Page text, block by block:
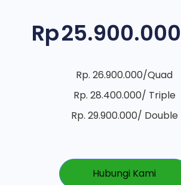
Rp25.900.000
Rp. 26.900.000/Quad
Rp. 28.400.000/ Triple
Rp. 29.900.000/ Double
Hubungi Kami